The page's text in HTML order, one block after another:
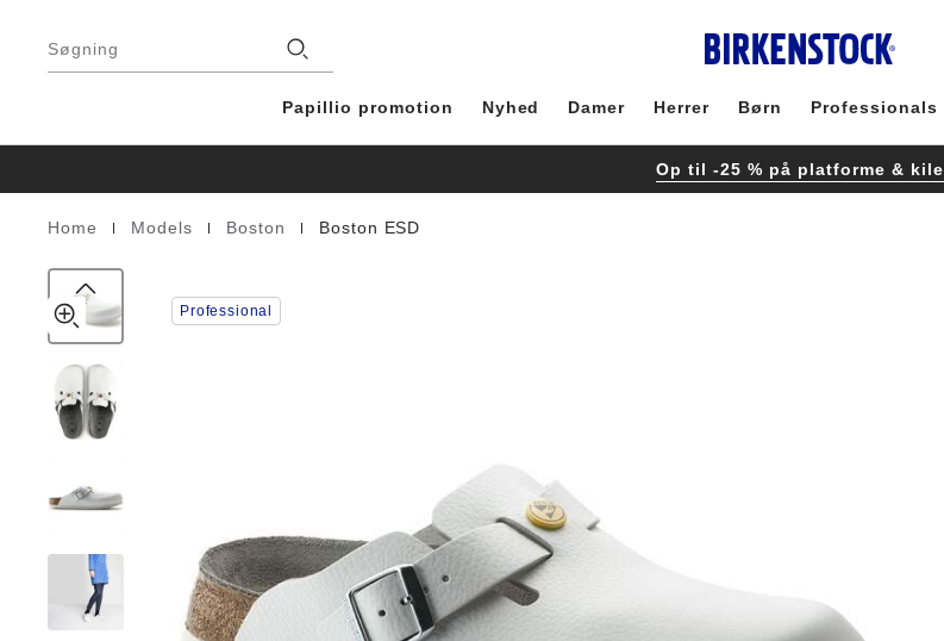
Søgning
Papillio promotion Nyhed Damer Herrer Børn Professionals
Op til -25 % på platforme & kile
Homepage
Home Models Boston Boston ESD
Natural
Leather
Professional
product